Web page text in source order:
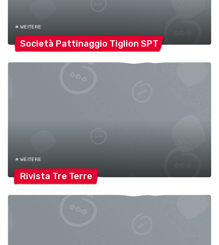
# WEITERE
Società Pattinaggio Tiglion SPT
# WEITERE
Rivista Tre Terre